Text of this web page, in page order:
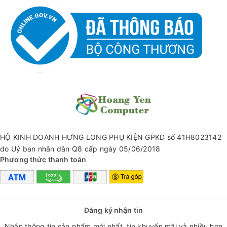
HỘ KINH DOANH HƯNG LONG PHỤ KIỆN GPKD số 41H8023142
do Uỷ ban nhân dân Q8 cấp ngày 05/06/2018
Phương thức thanh toán
Đăng ký nhận tin